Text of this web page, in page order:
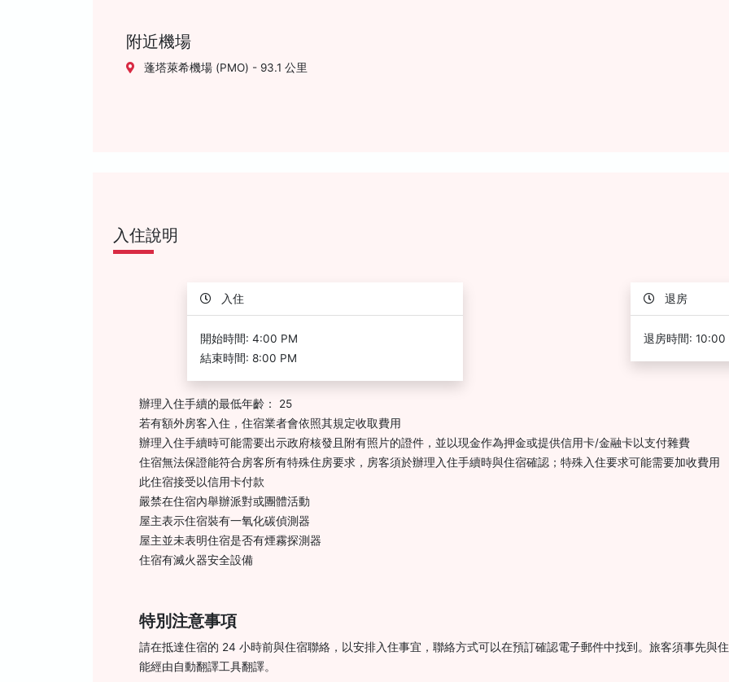
附近機場
蓬塔萊希機場 (PMO) - 93.1 公里
入住說明
入住
開始時間: 4:00 PM
結束時間: 8:00 PM
退房
退房時間: 10:00
辦理入住手續的最低年齡： 25
若有額外房客入住，住宿業者會依照其規定收取費用
辦理入住手續時可能需要出示政府核發且附有照片的證件，並以現金作為押金或提供信用卡/金融卡以支付雜費
住宿無法保證能符合房客所有特殊住房要求，房客須於辦理入住手續時與住宿確認；特殊入住要求可能需要加收費用
此住宿接受以信用卡付款
嚴禁在住宿內舉辦派對或團體活動
屋主表示住宿裝有一氧化碳偵測器
屋主並未表明住宿是否有煙霧探測器
住宿有滅火器安全設備
特別注意事項
請在抵達住宿的 24 小時前與住宿聯絡，以安排入住事宜，聯絡方式可以在預訂確認電子郵件中找到。旅客須事先與
能經由自動翻譯工具翻譯。